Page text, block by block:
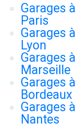
Garages à
Paris
Garages à
Lyon
Garages à
Marseille
Garages à
Bordeaux
Garages à
Nantes